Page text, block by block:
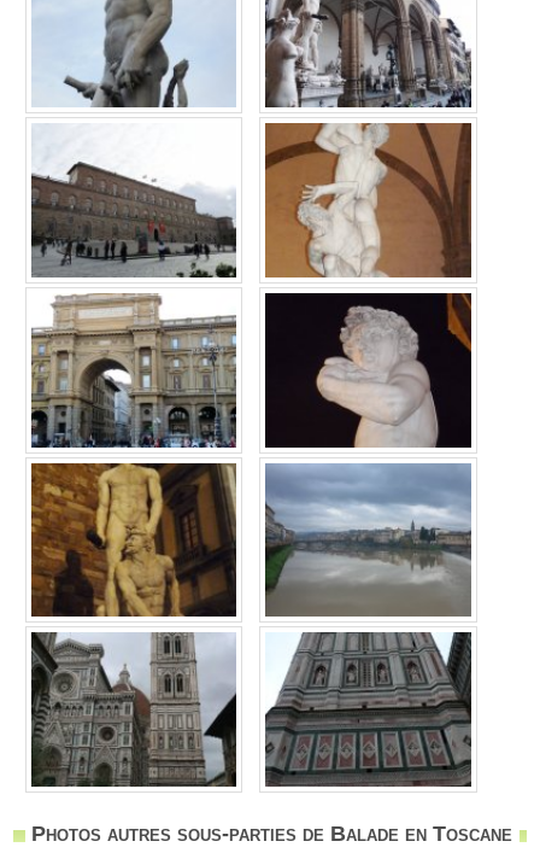
Photos autres sous-parties de Balade en Toscane